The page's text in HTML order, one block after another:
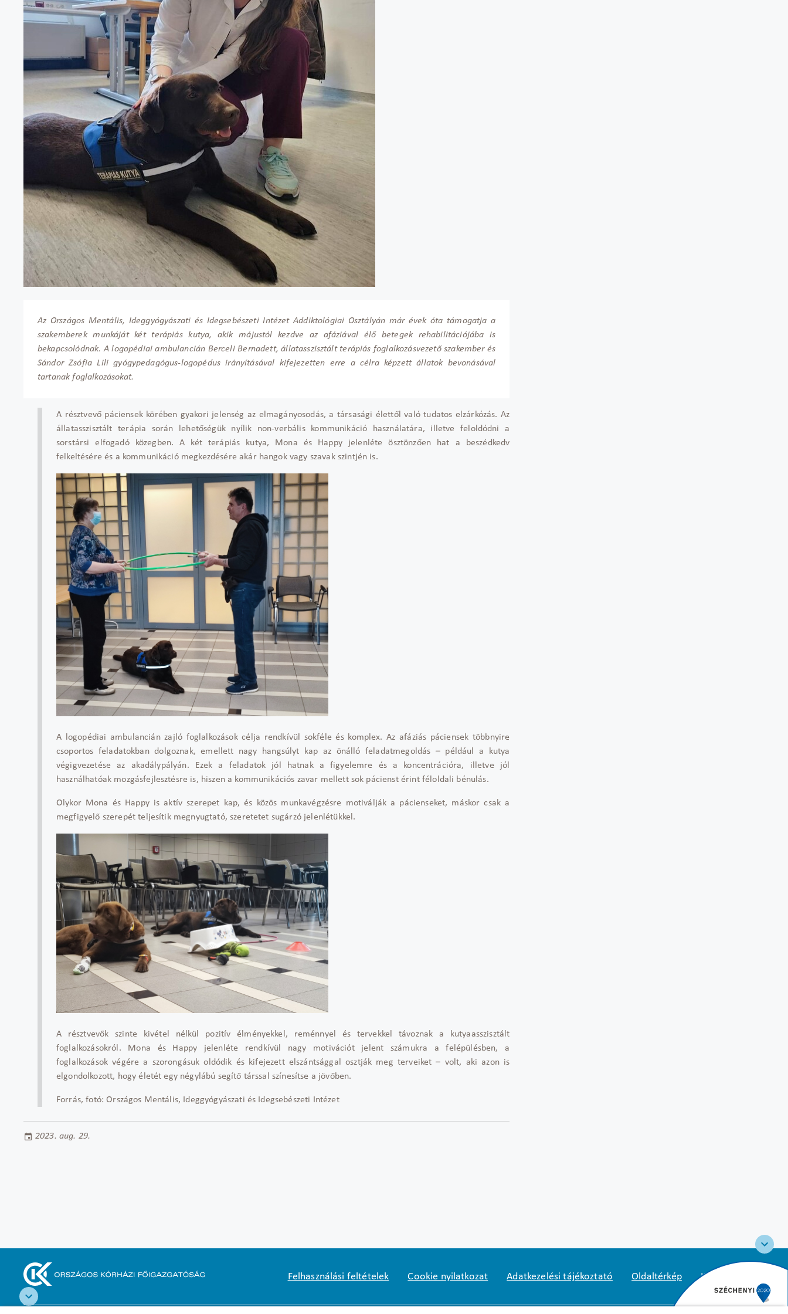
Az Országos Mentális, Ideggyógyászati és Idegsebészeti Intézet Addiktológiai Osztályán már évek óta támogatja a
szakemberek munkáját két terápiás kutya, akik májustól kezdve az afáziával élő betegek rehabilitációjába is
bekapcsolódnak. A logopédiai ambulancián Berceli Bernadett, állatasszisztált terápiás foglalkozásvezető szakember és
Sándor Zsófia Lili gyógypedagógus-logopédus irányításával kifejezetten erre a célra képzett állatok bevonásával
tartanak foglalkozásokat.
A résztvevő páciensek körében gyakori jelenség az elmagányosodás, a társasági élettől való tudatos elzárkózás. Az
állatasszisztált terápia során lehetőségük nyílik non-verbális kommunikáció használatára, illetve feloldódni a
sorstársi elfogadó közegben. A két terápiás kutya, Mona és Happy jelenléte ösztönzően hat a beszédkedv
felkeltésére és a kommunikáció megkezdésére akár hangok vagy szavak szintjén is.
A logopédiai ambulancián zajló foglalkozások célja rendkívül sokféle és komplex. Az afáziás páciensek többnyire
csoportos feladatokban dolgoznak, emellett nagy hangsúlyt kap az önálló feladatmegoldás – például a kutya
végigvezetése az akadálypályán. Ezek a feladatok jól hatnak a figyelemre és a koncentrációra, illetve jól
használhatóak mozgásfejlesztésre is, hiszen a kommunikációs zavar mellett sok pácienst érint féloldali bénulás.
Olykor Mona és Happy is aktív szerepet kap, és közös munkavégzésre motiválják a pácienseket, máskor csak a
megfigyelő szerepét teljesítik megnyugtató, szeretetet sugárzó jelenlétükkel.
A résztvevők szinte kivétel nélkül pozitív élményekkel, reménnyel és tervekkel távoznak a kutyaasszisztált
foglalkozásokról. Mona és Happy jelenléte rendkívül nagy motivációt jelent számukra a felépülésben, a
foglalkozások végére a szorongásuk oldódik és kifejezett elszántsággal osztják meg terveiket – volt, aki azon is
elgondolkozott, hogy életét egy négylábú segítő társsal színesítse a jövőben.
Forrás, fotó: Országos Mentális, Ideggyógyászati és Idegsebészeti Intézet
2023. aug. 29.
Felhasználási feltételek Cookie nyilatkozat Adatkezelési tájékoztató Oldaltérkép Közadatkereső